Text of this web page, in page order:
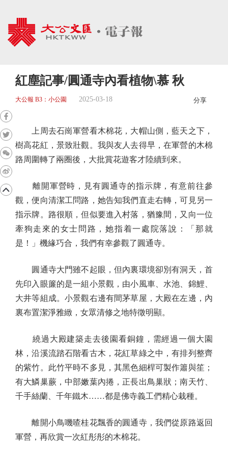
紅塵記事/圓通寺內看植物\慕 秋
大公報 B3：小公園 2025-03-18 分享
上周去石崗軍營看木棉花，大帽山側，藍天之下，
樹高花紅，景致壯觀。我與友人去得早，在軍營的木棉
路周圍轉了兩圈後，大批賞花遊客才陸續到來。
離開軍營時，見有圓通寺的指示牌，有意前往參
觀，便向清潔工問路，她告知我們直走右轉，可見另一
指示牌。路很順，但似要進入村落，猶豫間，又向一位
牽狗走來的女士問路，她指着一處院落說：「那就
是！」機緣巧合，我們有幸參觀了圓通寺。
圓通寺大門雖不起眼，但內裏環境卻別有洞天，首
先印入眼簾的是一組小景觀，由小風車、水池、錦鯉、
大井等組成。小景觀右邊有間茅草屋，大殿在左邊，內
裏布置潔淨雅緻，女眾清修之地特徵明顯。
繞過大殿建築走去後園看銅鐘，需經過一個大園
林，沿溪流踏石階看古木，花紅草綠之中，有排列整齊
的紫竹。此竹平時不多見，其黑色細桿可製作簫與笙；
有大鱗巢蕨，中部嫩葉內捲，正長出鳥巢狀；南天竹、
千手絲蘭、千年鐵木……都是佛寺義工們精心栽種。
離開小鳥嘰喳桂花飄香的圓通寺，我們從原路返回
軍營，再欣賞一次紅彤彤的木棉花。